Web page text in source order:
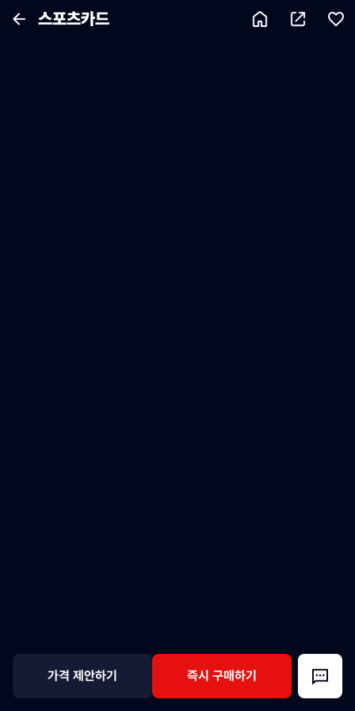
스포츠카드
가격 제안하기 즉시 구매하기